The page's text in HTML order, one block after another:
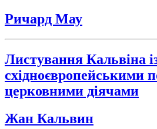
Ричард Мау
Листування Кальвіна
східноєвропейськими
церковними діячами
Жан Кальвин